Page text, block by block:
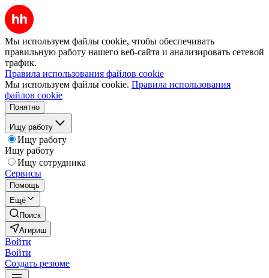
Мы используем файлы cookie, чтобы обеспечивать
правильную работу нашего веб-сайта и анализировать сетевой
трафик.
Правила использования файлов cookie
Мы используем файлы cookie. Правила использования
файлов cookie
Понятно
Ищу работу
Ищу работу
Ищу работу
Ищу сотрудника
Сервисы
Помощь
Ещё
Поиск
Агириш
Войти
Войти
Создать резюме